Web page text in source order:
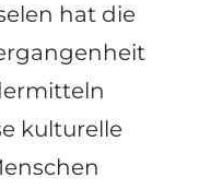
hat die
kulturelle